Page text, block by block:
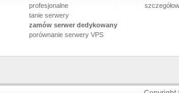
profesjonalne
tanie serwery
zamów serwer dedykowany
porównanie serwery VPS